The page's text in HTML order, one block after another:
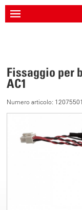
Fissaggio per
AC1
Numero articolo: